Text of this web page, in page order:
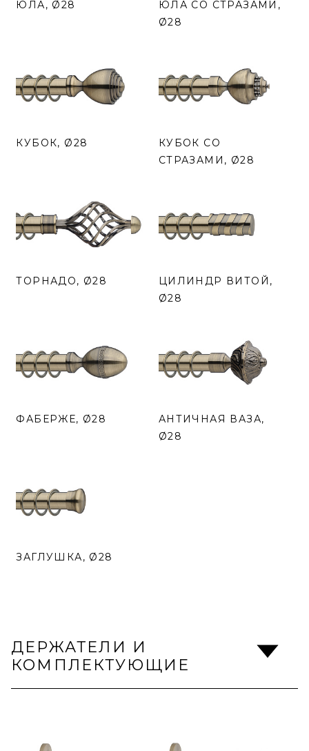
ЮЛА, Ø28
ЮЛА СО СТРАЗАМИ,
Ø28
КУБОК, Ø28
КУБОК СО
СТРАЗАМИ, Ø28
ТОРНАДО, Ø28
ЦИЛИНДР ВИТОЙ,
Ø28
ФАБЕРЖЕ, Ø28
АНТИЧНАЯ ВАЗА,
Ø28
ЗАГЛУШКА, Ø28
ДЕРЖАТЕЛИ И
КОМПЛЕКТУЮЩИЕ